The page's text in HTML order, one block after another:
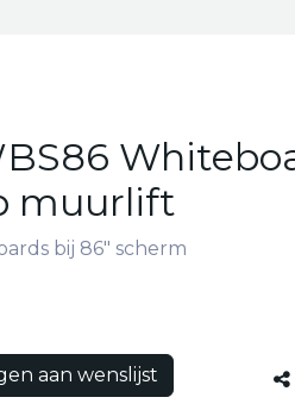
muurlift
bij 86" scherm
aan wenslijst